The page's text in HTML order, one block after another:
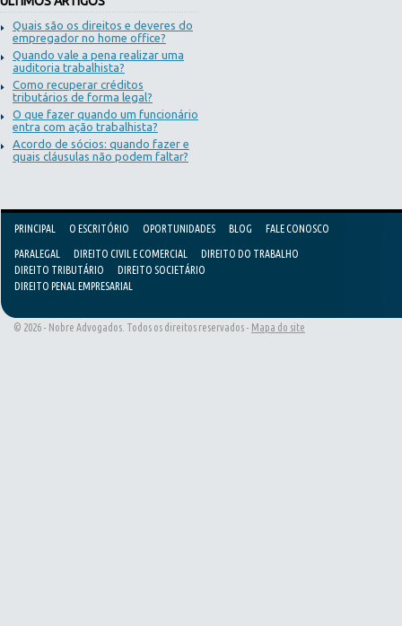
Quais são os direitos e deveres do
empregador no home office?
Quando vale a pena realizar uma
auditoria trabalhista?
Como recuperar créditos
tributários de forma legal?
O que fazer quando um funcionário
entra com ação trabalhista?
Acordo de sócios: quando fazer e
quais cláusulas não podem faltar?
PRINCIPAL O ESCRITÓRIO OPORTUNIDADES BLOG FALE CONOSCO
PARALEGAL DIREITO CIVIL E COMERCIAL
DIREITO DO TRABALHO
DIREITO TRIBUTÁRIO
DIREITO SOCIETÁRIO
DIREITO PENAL EMPRESARIAL
© 2026 - Nobre Advogados. Todos os direitos reservados - Mapa do site